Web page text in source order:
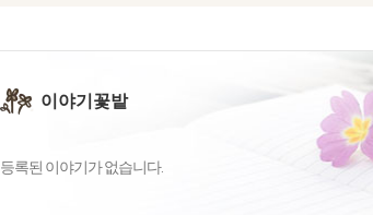
이야기꽃밭
등록된 이야기가 없습니다.